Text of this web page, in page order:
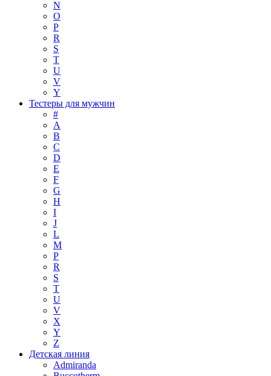
N
O
P
R
S
T
U
V
Y
Тестеры для мужчин
#
A
B
C
D
E
F
G
H
I
J
L
M
P
R
S
T
U
V
X
Y
Z
Детская линия
Admiranda